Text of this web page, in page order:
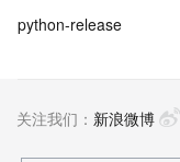
python-release
关注我们： 新浪微博